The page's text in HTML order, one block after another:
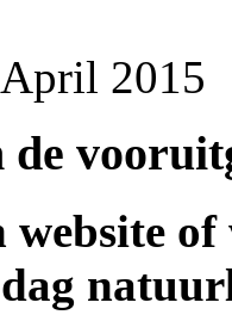
2015
de
website